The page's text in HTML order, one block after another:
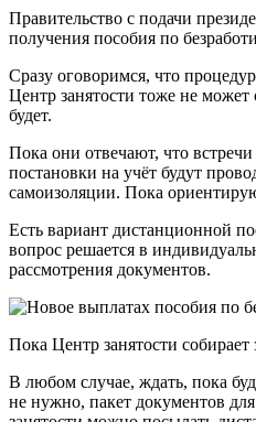
Правительство с подачи
получения пособия по
Сразу оговоримся, что
Центр занятости тоже не может
будет.
Пока они отвечают, что
постановки на учёт будут
самоизоляции. Пока
Есть вариант дистанционной
вопрос решается в
рассмотрения документов.
Пока Центр занятости собирает
В любом случае, ждать, пока
не нужно, пакет документов